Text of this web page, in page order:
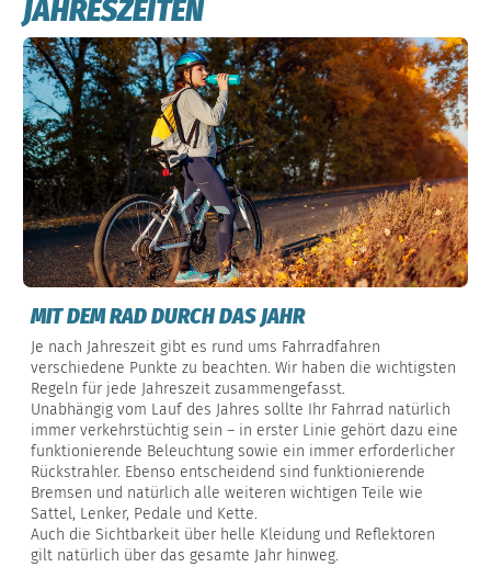
JAHRESZEITEN
MIT DEM RAD DURCH DAS JAHR
Je nach Jahreszeit gibt es rund ums Fahrradfahren
verschiedene Punkte zu beachten. Wir haben die wichtigsten
Regeln für jede Jahreszeit zusammengefasst.
Unabhängig vom Lauf des Jahres sollte Ihr Fahrrad natürlich
immer verkehrstüchtig sein – in erster Linie gehört dazu eine
funktionierende Beleuchtung sowie ein immer erforderlicher
Rückstrahler. Ebenso entscheidend sind funktionierende
Bremsen und natürlich alle weiteren wichtigen Teile wie
Sattel, Lenker, Pedale und Kette.
Auch die Sichtbarkeit über helle Kleidung und Reflektoren
gilt natürlich über das gesamte Jahr hinweg.